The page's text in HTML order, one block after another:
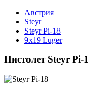
Австрия
Steyr
Steyr Pi-18
9x19 Luger
Пистолет Steyr Pi-